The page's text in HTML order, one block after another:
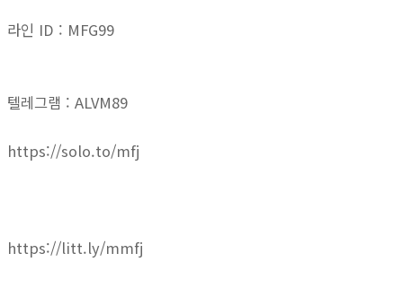
라인 ID : MFG99
텔레그램 : ALVM89
https://solo.to/mfj
https://litt.ly/mmfj